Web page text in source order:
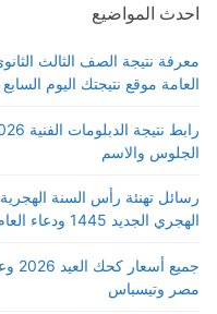
احدث المواضيع
العامة موقع نتيجتك اليوم السابع
الجلوس والاسم
الهجري الجديد 1445 ودعاء العام الجديد
مصر وتيسباس